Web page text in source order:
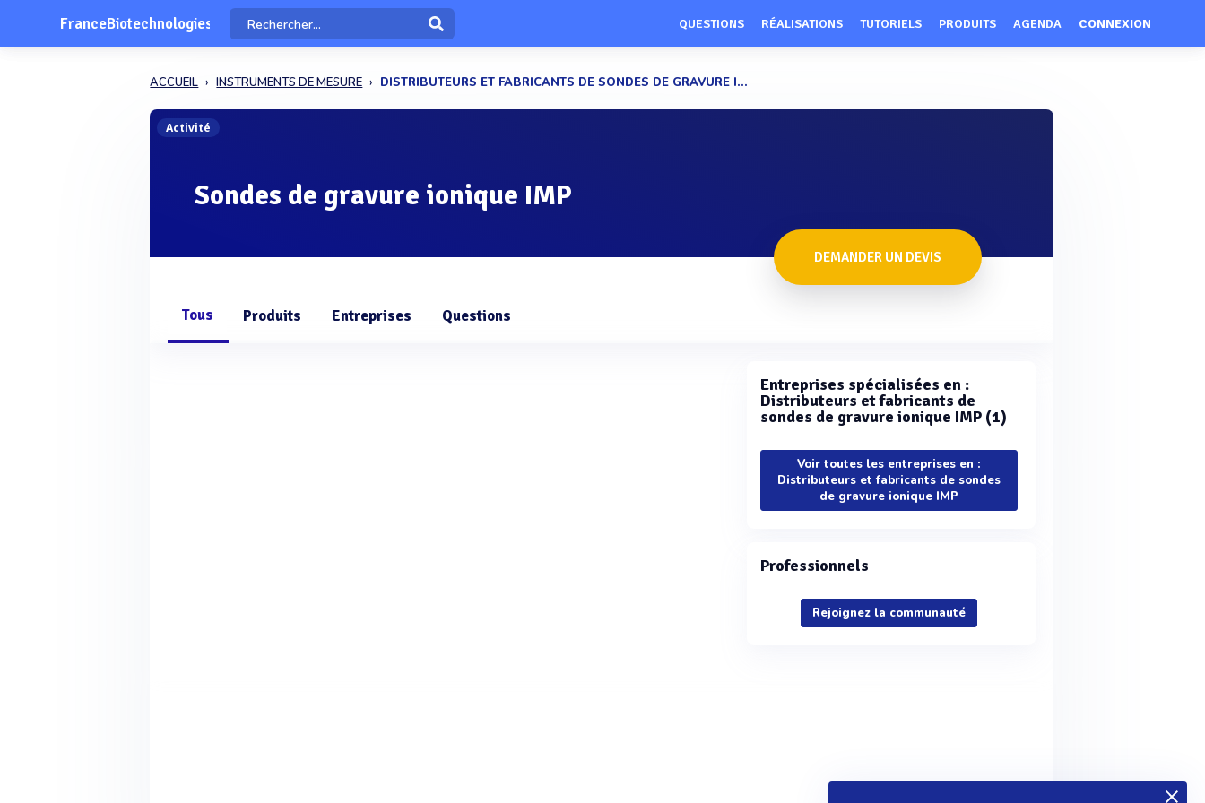
FranceBiotechnologies QUESTIONS RÉALISATIONS TUTORIELS PRODUITS AGENDA CONNEXION
ACCUEIL INSTRUMENTS DE MESURE DISTRIBUTEURS ET FABRICANTS DE SONDES DE GRAVURE I...
Activité
Sondes de gravure ionique IMP
DEMANDER UN DEVIS
Tous Produits Entreprises Questions
Entreprises spécialisées en :
Distributeurs et fabricants de
sondes de gravure ionique IMP (1)
Voir toutes les entreprises en :
Distributeurs et fabricants de sondes
de gravure ionique IMP
Professionnels
Rejoignez la communauté